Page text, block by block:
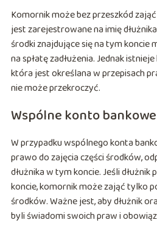
Komornik może bez przeszkód
jest zarejestrowane na imię
środki znajdujące się na tym koncie
na spłatę zadłużenia. Jednak
która jest określana w przepisach
nie może przekroczyć.
Wspólne konto bankowe
W przypadku wspólnego konta
prawo do zajęcia części środków,
dłużnika w tym koncie. Jeśli dłużnik
koncie, komornik może zająć tylko
środków. Ważne jest, aby dłużnik
byli świadomi swoich praw i